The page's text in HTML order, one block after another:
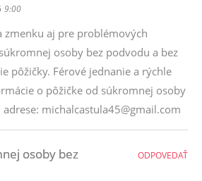
9:00
zmenku aj pre problémových
osoby bez podvodu a bez
pôžičky. Férové ​​jednanie a rýchle
o pôžičke od súkromnej osoby
michalcastula45@gmail.com
osoby bez
ODPOVEDAŤ